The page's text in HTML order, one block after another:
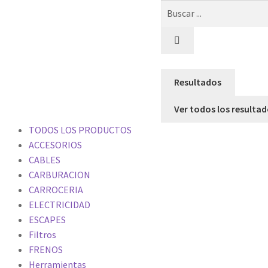
Resultados
Ver todos los
TODOS LOS PRODUCTOS
ACCESORIOS
CABLES
CARBURACION
CARROCERIA
ELECTRICIDAD
ESCAPES
Filtros
FRENOS
Herramientas